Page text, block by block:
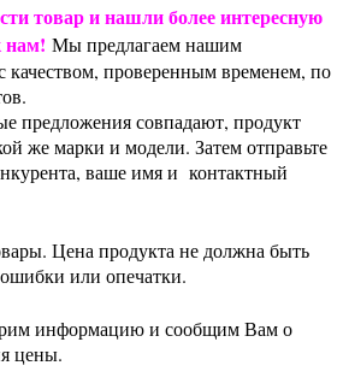
товар и нашли более интересную
нам! Мы предлагаем нашим
качеством, проверенным временем, по
предложения совпадают, продукт
же марки и модели. Затем отправьте
ваше имя и контактный
Цена продукта не должна быть
или опечатки.
информацию и сообщим Вам о
цены.